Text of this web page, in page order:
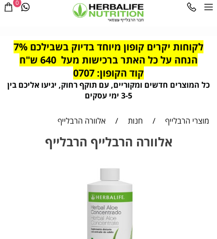
0
לקוחות יקרים קופון מיוחד בדיוק בשבילכם 7%
הנחה על כל האתר ברכישות מעל 640 ש"ח
קוד הקופון: 0707
כל המוצרים חדשים ומקוריים, עם תוקף רחוק, יגיעו אליכם בין
3-5 ימי עסקים
מוצרי הרבלייף / חנות / אלוורה הרבלייף
אלוורה הרבלייף הרבלייף